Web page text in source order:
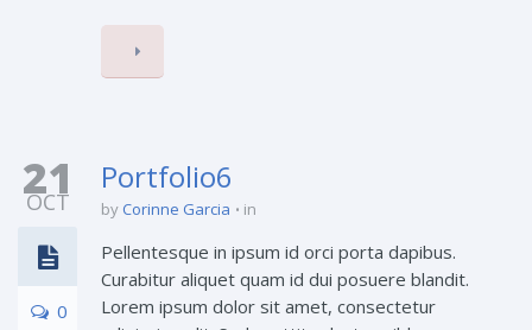
21
OCT
0
Portfolio6
by Corinne Garcia in
Pellentesque in ipsum id orci porta dapibus.
Curabitur aliquet quam id dui posuere blandit.
Lorem ipsum dolor sit amet, consectetur